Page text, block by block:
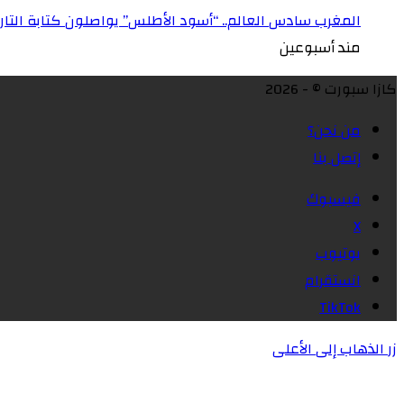
المغرب سادس العالم.. “أسود الأطلس” يواصلون كتابة
مند أسبوعين
كازا سبورت © - 2026
من نحن؟
إتصل بنا
فيسبوك
X
يوتيوب
انستقرام
‫TikTok
زر الذهاب إلى الأعلى